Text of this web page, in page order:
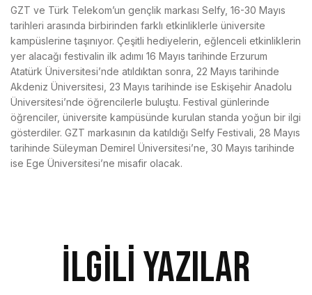
GZT ve Türk Telekom’un gençlik markası Selfy, 16-30 Mayıs
tarihleri arasında birbirinden farklı etkinliklerle üniversite
kampüslerine taşınıyor. Çeşitli hediyelerin, eğlenceli etkinliklerin
yer alacağı festivalin ilk adımı 16 Mayıs tarihinde Erzurum
Atatürk Üniversitesi’nde atıldıktan sonra, 22 Mayıs tarihinde
Akdeniz Üniversitesi, 23 Mayıs tarihinde ise Eskişehir Anadolu
Üniversitesi’nde öğrencilerle buluştu. Festival günlerinde
öğrenciler, üniversite kampüsünde kurulan standa yoğun bir ilgi
gösterdiler. GZT markasının da katıldığı Selfy Festivali, 28 Mayıs
tarihinde Süleyman Demirel Üniversitesi’ne, 30 Mayıs tarihinde
ise Ege Üniversitesi’ne misafir olacak.
İlgili Yazılar